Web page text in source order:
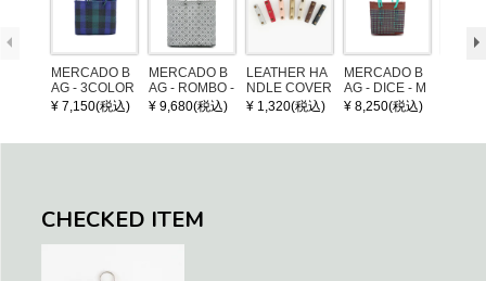
MERCADO B
AG - 3COLOR
S CHECK - Bl
¥ 7,150(税込)
MERCADO B
AG - ROMBO -
LONG HANDL
¥ 9,680(税込)
LEATHER HA
NDLE COVER
¥ 1,320(税込)
MERCADO B
AG - DICE - M
OSAIC - Copp
¥ 8,250(税込)
CHECKED ITEM